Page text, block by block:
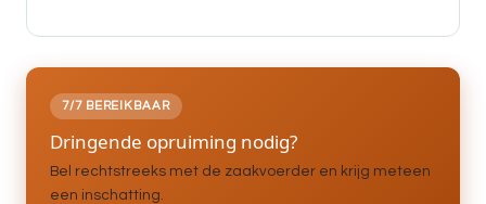
7/7 BEREIKBAAR
Dringende opruiming nodig?
Bel rechtstreeks met de zaakvoerder en krijg meteen
een inschatting.